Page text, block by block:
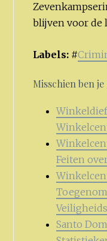
blijven voor de
Labels: #
Misschien ben
Feiten
Santo